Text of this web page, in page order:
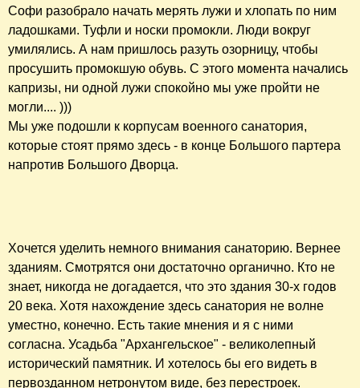
Софи разобрало начать мерять лужи и хлопать по ним
ладошками. Туфли и носки промокли. Люди вокруг
умилялись. А нам пришлось разуть озорницу, чтобы
просушить промокшую обувь. С этого момента начались
капризы, ни одной лужи спокойно мы уже пройти не
могли.... )))
Мы уже подошли к корпусам военного санатория,
которые стоят прямо здесь - в конце Большого партера
напротив Большого Дворца.
Хочется уделить немного внимания санаторию. Вернее
зданиям. Смотрятся они достаточно органично. Кто не
знает, никогда не догадается, что это здания 30-х годов
20 века. Хотя нахождение здесь санатория не волне
уместно, конечно. Есть такие мнения и я с ними
согласна. Усадьба "Архангельское" - великолепный
исторический памятник. И хотелось бы его видеть в
первозданном нетронутом виде, без перестроек.